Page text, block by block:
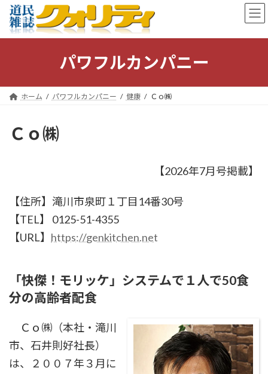
ン
キ
ー
に
パワフルカンパニー
ホーム パワフルカンパニー 健康 Ｃｏ㈱
Ｃｏ㈱
【2026年7月号掲載】
【住所】滝川市泉町１丁目14番30号
【TEL】 0125-51-4355
【URL】 https://genkitchen.net
「快傑！モリッケ」システムで１人で50食
分の高齢者配食
Ｃｏ㈱（本社・滝川
市、石井則好社長）
は、２００７年３月に